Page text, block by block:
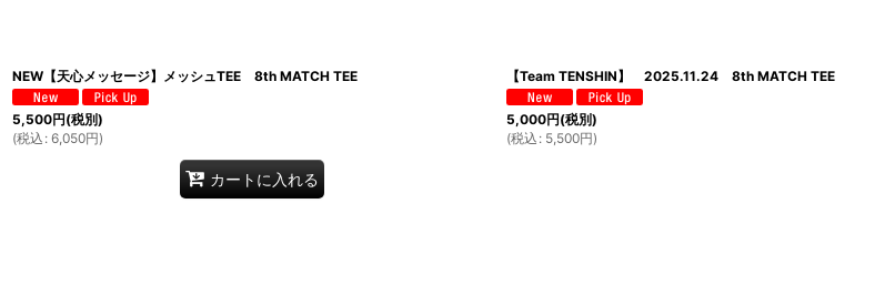
NEW【天心メッセージ】メッシュTEE 8th MATCH TEE
5,500円(税別)
(税込 : 6,050円)
カートに入れる
【Team TENSHIN】 2025.11.24 8th MATCH TEE
5,000円(税別)
(税込 : 5,500円)